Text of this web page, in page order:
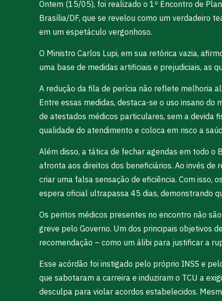
Ontem (15/05), foi realizado o 1º Encontro de
Brasília/DF, que se revelou como um verdadeiro
em um espetáculo vergonhoso.
O Ministro Carlos Lupi, em sua retórica vazia,
uma base de medidas artificiais e prejudiciais, as
A redução da fila de perícia não reflete melhoria
Entre essas medidas, destaca-se o uso insano
de atestados médicos particulares, sem a devida
qualidade do atendimento e coloca em risco a
Além disso, a tática de fechar agendas em todo
afronta aos direitos dos beneficiários. Ao invés
criar uma falsa sensação de eficiência. Com isso,
espera oficial ultrapassa 45 dias, demonstrando
Os peritos médicos presentes no encontro não
greve pelo Governo. Um dos principais objetivos
recomendação – como um álibi para justificar a
Esse acórdão foi instigado pelo próprio INSS e
que sabotaram a carreira e induziram o TCU a
desculpa para violar acordos estabelecidos.